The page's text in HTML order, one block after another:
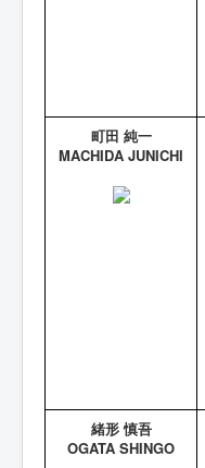
町田 純一
MACHIDA JUNICHI
緒形 慎吾
OGATA SHINGO